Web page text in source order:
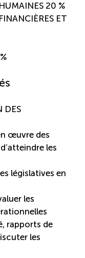
20 %
ET
DES
œuvre des
les
législatives en
les
rapports de
les